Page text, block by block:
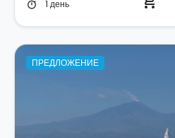
timer 1 день
ПРЕДЛОЖЕНИЕ